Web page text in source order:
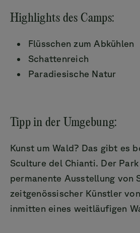
Highlights des Camps:
Flüsschen zum Abkühlen
Schattenreich
Paradiesische Natur
Tipp in der Umgebung:
Kunst um Wald? Das gibt es
Sculture del Chianti. Der
permanente Ausstellung von
zeitgenössischer Künstler
inmitten eines weitläufigen